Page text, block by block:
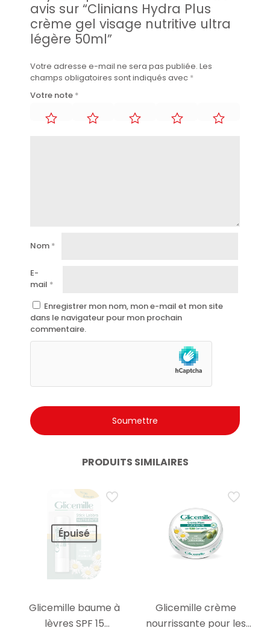
avis sur “Clinians Hydra Plus
crème gel visage nutritive ultra
légère 50ml”
Votre adresse e-mail ne sera pas publiée. Les
champs obligatoires sont indiqués avec *
Votre note *
Nom *
E-
mail *
Enregistrer mon nom, mon e-mail et mon site
dans le navigateur pour mon prochain
commentaire.
PRODUITS SIMILAIRES
Épuisé
Glicemille baume à
lèvres SPF 15
Glicemille crème
nourrissante pour les